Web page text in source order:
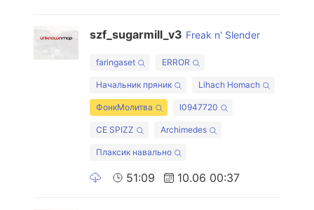
szf_sugarmill_v3 Freak n' Slender
faringaset ERROR
Начальник пряник Lihach Homach
ФонкМолитва l0947720
CE SPIZZ Archimedes
Плаксик навально
51:09 10.06 00:37